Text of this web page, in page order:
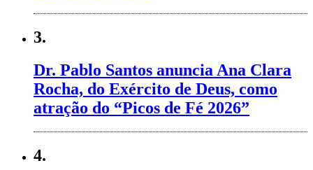
3.
Dr. Pablo Santos anuncia Ana Clara
Rocha, do Exército de Deus, como
atração do “Picos de Fé 2026”
4.